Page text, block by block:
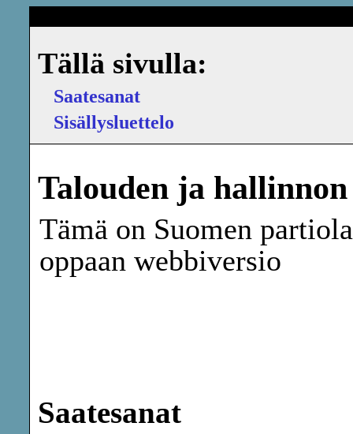
Tällä sivulla:
Saatesanat
Sisällysluettelo
Talouden ja
Tämä on Suomen
oppaan webbiversio
Saatesanat